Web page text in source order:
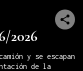
2026
y se escapan
de la